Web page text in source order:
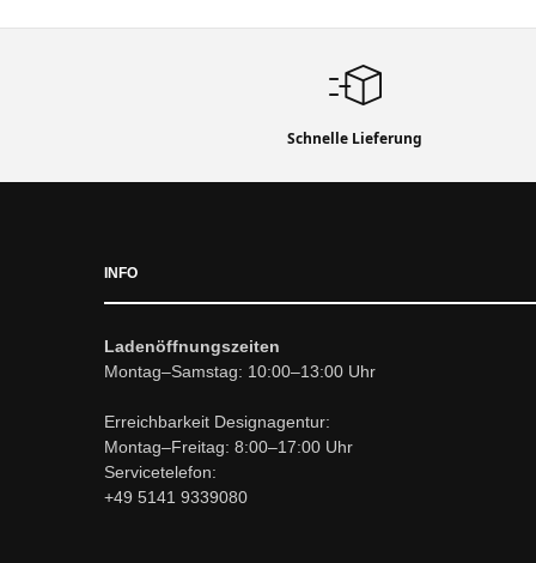
Schnelle Lieferung
INFO
Ladenöffnungszeiten
Montag–Samstag: 10:00–13:00 Uhr
Erreichbarkeit Designagentur:
Montag–Freitag: 8:00–17:00 Uhr
Servicetelefon:
+49 5141 9339080